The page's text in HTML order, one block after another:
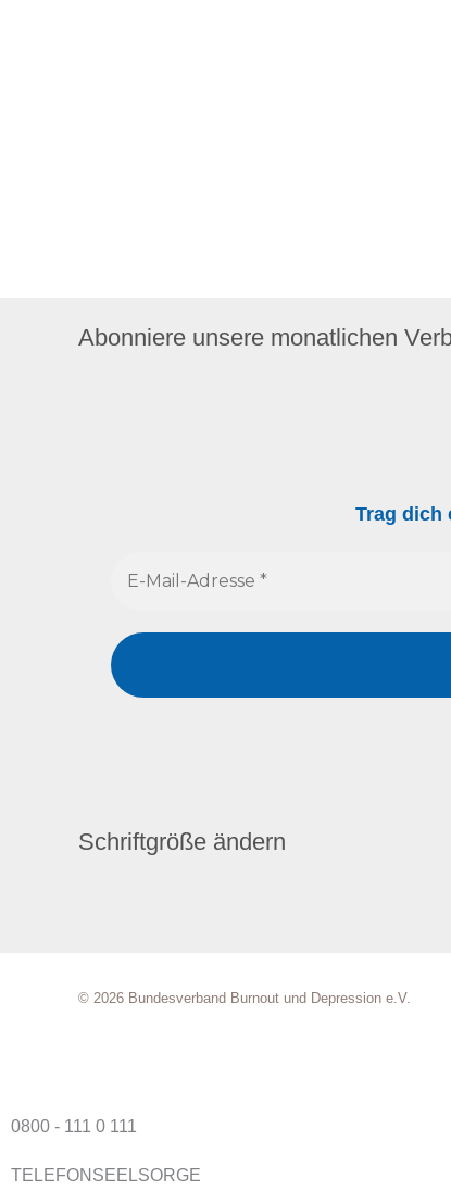
Abonniere unsere monatlichen
Trag dich
Schriftgröße ändern
© 2026 Bundesverband Burnout und Depression e.V.
0800 - 111 0 111
TELEFONSEELSORGE